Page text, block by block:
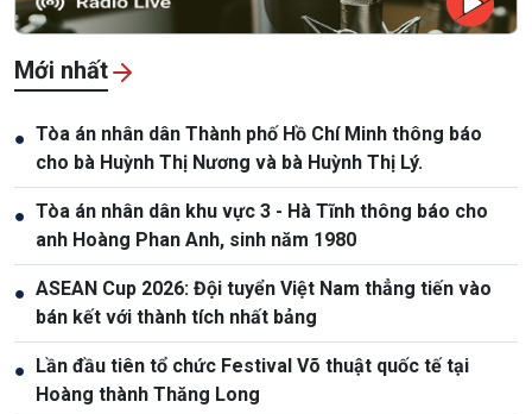
Mới nhất
● Tòa án nhân dân Thành phố Hồ Chí Minh thông báo
cho bà Huỳnh Thị Nương và bà Huỳnh Thị Lý.
● Tòa án nhân dân khu vực 3 - Hà Tĩnh thông báo cho
anh Hoàng Phan Anh, sinh năm 1980
● ASEAN Cup 2026: Đội tuyển Việt Nam thẳng tiến vào
bán kết với thành tích nhất bảng
●
Lần đầu tiên tổ chức Festival Võ thuật quốc tế tại
Hoàng thành Thăng Long